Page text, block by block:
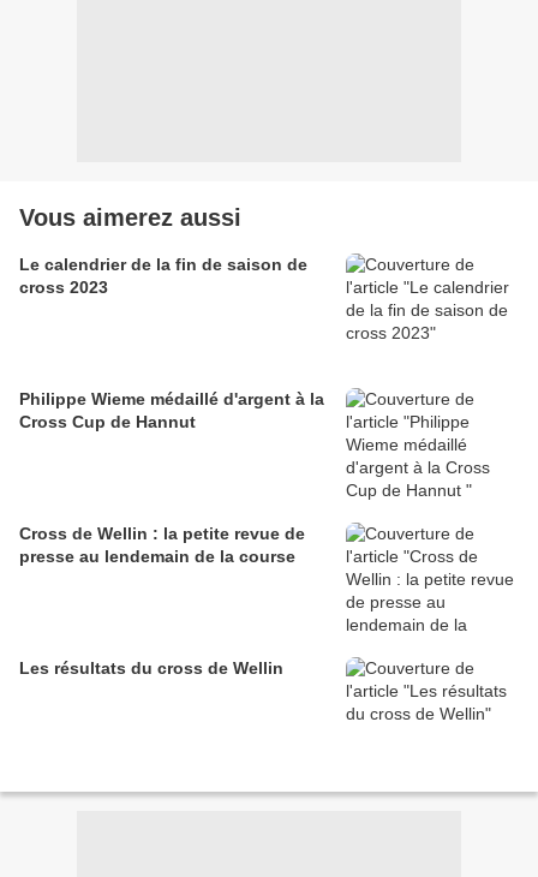
Vous aimerez aussi
Le calendrier de la fin de saison de
cross 2023
Philippe Wieme médaillé d'argent à la
Cross Cup de Hannut
Cross de Wellin : la petite revue de
presse au lendemain de la course
Les résultats du cross de Wellin